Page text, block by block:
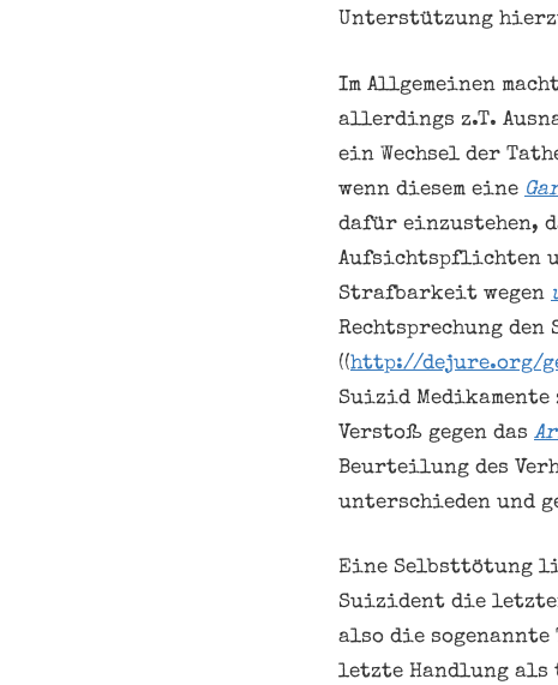
Unterstützung
Im Allgemeinen
allerdings z.T.
ein Wechsel der
wenn diesem eine
dafür einzustehen,
Aufsichtspflichten
Strafbarkeit wegen
Rechtsprechung
((http://dejure.org/
Suizid
Verstoß gegen das
Beurteilung des
unterschieden und
Eine Selbsttötung
Suizident die
also die
letzte Handlung als